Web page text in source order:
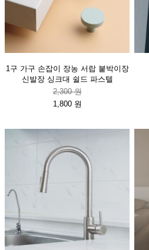
1구 가구 손잡이 장농 서랍 붙박이장
신발장 싱크대 쉴드 파스텔
2,300 원
1,800 원